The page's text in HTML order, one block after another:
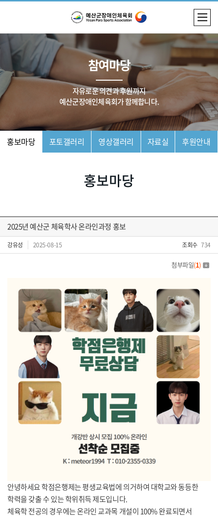
참여마당
자유로운 의견과 후원까지
예산군장애인체육회가 함께합니다.
홍보마당 포토갤러리 영상갤러리 자료실 후원안내
홍보마당
2025년 예산군 체육학사 온라인과정 홍보
강유성 2025-08-15 조회수 734
첨부파일(1)
안녕하세요 학점은행제는 평생교육법에 의거하여 대학교와 동등한
학력을 갖출 수 있는 학위취득 제도입니다.
체육학 전공의 경우에는 온라인 교과목 개설이 100% 완료되면서